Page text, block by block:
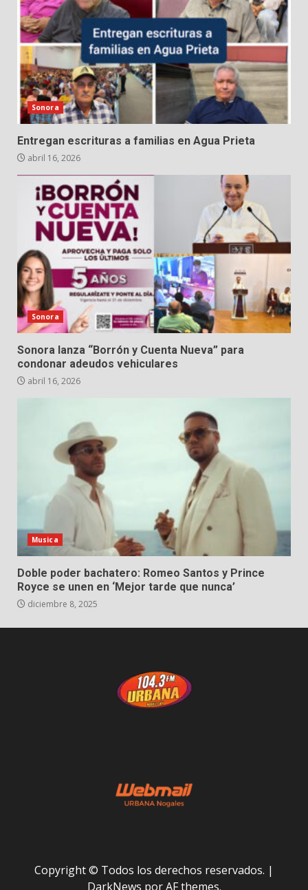
Sonora
Entregan escrituras a familias en Agua Prieta
abril 16, 2026
Sonora
Sonora lanza “Borrón y Cuenta Nueva” para
condonar adeudos vehiculares
abril 16, 2026
Musica
Doble poder bachatero: Romeo Santos y Prince
Royce se unen en ‘Mejor tarde que nunca’
diciembre 8, 2025
Copyright © Todos los derechos reservados. |
DarkNews por AF themes.